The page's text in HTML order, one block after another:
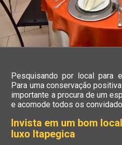
Pesquisando por local para
Para uma conservação
importante a procura de um
e acomode todos os
Invista em um bom
luxo Itapegica